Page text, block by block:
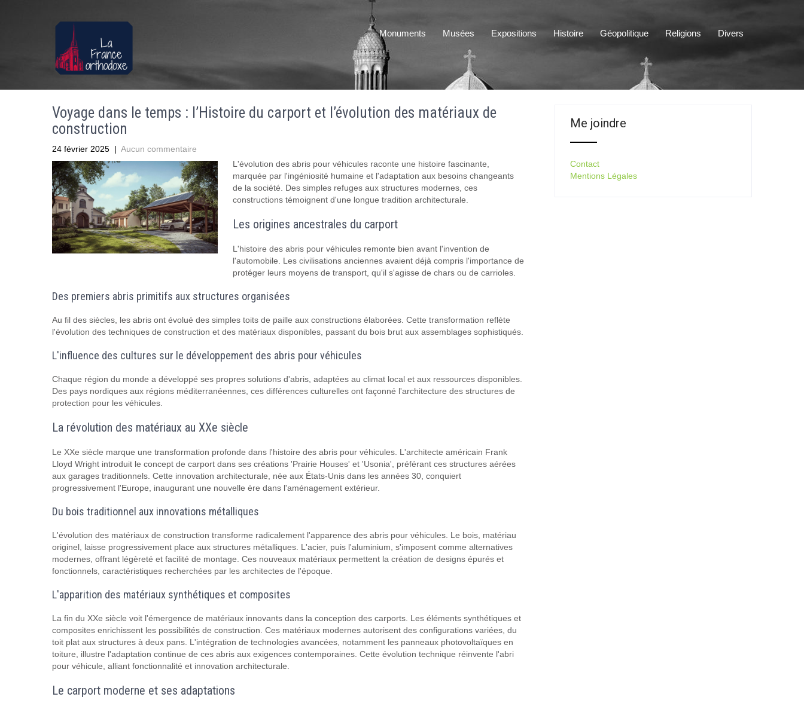
Monuments Musées Expositions Histoire Géopolitique Religions Divers
Voyage dans le temps : l’Histoire du carport et l’évolution des matériaux de
construction
24 février 2025 | Aucun commentaire
L'évolution des abris pour véhicules raconte une histoire fascinante,
marquée par l'ingéniosité humaine et l'adaptation aux besoins changeants
de la société. Des simples refuges aux structures modernes, ces
constructions témoignent d'une longue tradition architecturale.
Les origines ancestrales du carport
L'histoire des abris pour véhicules remonte bien avant l'invention de
l'automobile. Les civilisations anciennes avaient déjà compris l'importance de
protéger leurs moyens de transport, qu'il s'agisse de chars ou de carrioles.
Des premiers abris primitifs aux structures organisées
Au fil des siècles, les abris ont évolué des simples toits de paille aux constructions élaborées. Cette transformation reflète
l'évolution des techniques de construction et des matériaux disponibles, passant du bois brut aux assemblages sophistiqués.
L'influence des cultures sur le développement des abris pour véhicules
Chaque région du monde a développé ses propres solutions d'abris, adaptées au climat local et aux ressources disponibles.
Des pays nordiques aux régions méditerranéennes, ces différences culturelles ont façonné l'architecture des structures de
protection pour les véhicules.
La révolution des matériaux au XXe siècle
Le XXe siècle marque une transformation profonde dans l'histoire des abris pour véhicules. L'architecte américain Frank
Lloyd Wright introduit le concept de carport dans ses créations 'Prairie Houses' et 'Usonia', préférant ces structures aérées
aux garages traditionnels. Cette innovation architecturale, née aux États-Unis dans les années 30, conquiert
progressivement l'Europe, inaugurant une nouvelle ère dans l'aménagement extérieur.
Du bois traditionnel aux innovations métalliques
L'évolution des matériaux de construction transforme radicalement l'apparence des abris pour véhicules. Le bois, matériau
originel, laisse progressivement place aux structures métalliques. L'acier, puis l'aluminium, s'imposent comme alternatives
modernes, offrant légèreté et facilité de montage. Ces nouveaux matériaux permettent la création de designs épurés et
fonctionnels, caractéristiques recherchées par les architectes de l'époque.
L'apparition des matériaux synthétiques et composites
La fin du XXe siècle voit l'émergence de matériaux innovants dans la conception des carports. Les éléments synthétiques et
composites enrichissent les possibilités de construction. Ces matériaux modernes autorisent des configurations variées, du
toit plat aux structures à deux pans. L'intégration de technologies avancées, notamment les panneaux photovoltaïques en
toiture, illustre l'adaptation continue de ces abris aux exigences contemporaines. Cette évolution technique réinvente l'abri
pour véhicule, alliant fonctionnalité et innovation architecturale.
Le carport moderne et ses adaptations
Me joindre
Contact
Mentions Légales